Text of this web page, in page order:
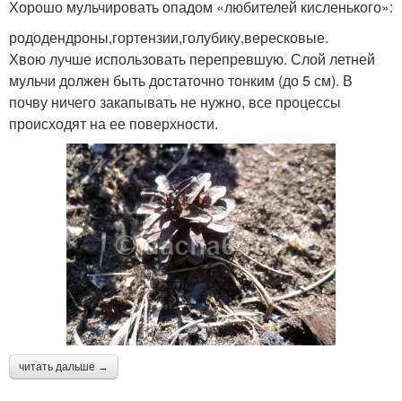
Хорошо мульчировать опадом «любителей кисленького»:
рододендроны,гортензии,голубику,вересковые.
Хвою лучше использовать перепревшую. Слой летней
мульчи должен быть достаточно тонким (до 5 см). В
почву ничего закапывать не нужно, все процессы
происходят на ее поверхности.
читать дальше →